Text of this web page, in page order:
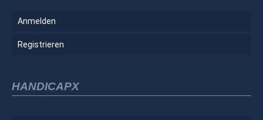
Anmelden
Registrieren
HANDICAPX